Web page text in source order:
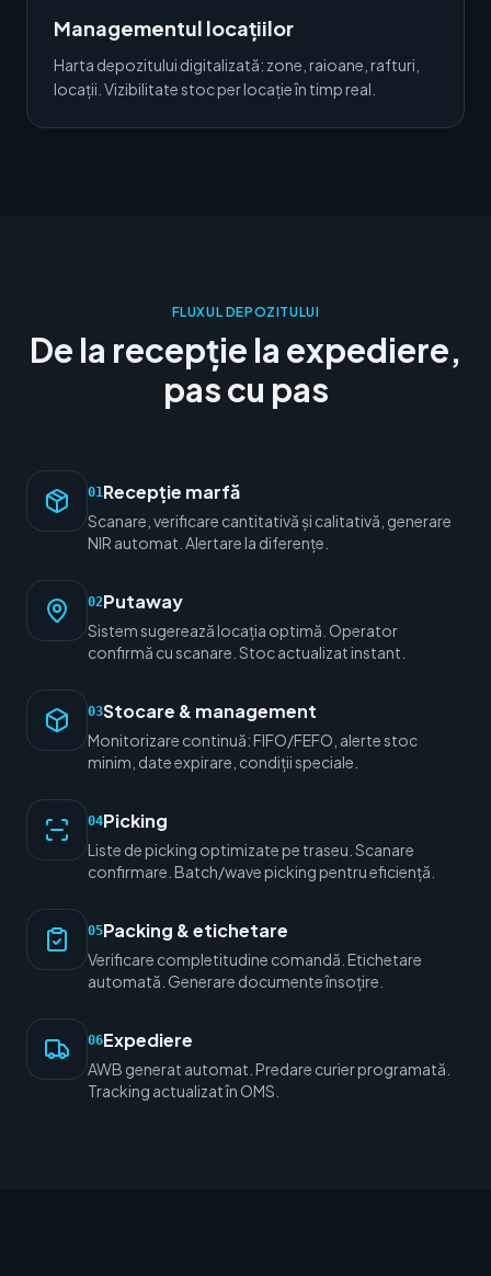
Managementul locațiilor
Harta depozitului digitalizată: zone, raioane, rafturi,
locații. Vizibilitate stoc per locație în timp real.
FLUXUL DEPOZITULUI
De la recepție la expediere,
pas cu pas
01Recepție marfă
Scanare, verificare cantitativă și calitativă, generare
NIR automat. Alertare la diferențe.
02Putaway
Sistem sugerează locația optimă. Operator
confirmă cu scanare. Stoc actualizat instant.
03Stocare & management
Monitorizare continuă: FIFO/FEFO, alerte stoc
minim, date expirare, condiții speciale.
04Picking
Liste de picking optimizate pe traseu. Scanare
confirmare. Batch/wave picking pentru eficiență.
05Packing & etichetare
Verificare completitudine comandă. Etichetare
automată. Generare documente însoțire.
06Expediere
AWB generat automat. Predare curier programată.
Tracking actualizat în OMS.